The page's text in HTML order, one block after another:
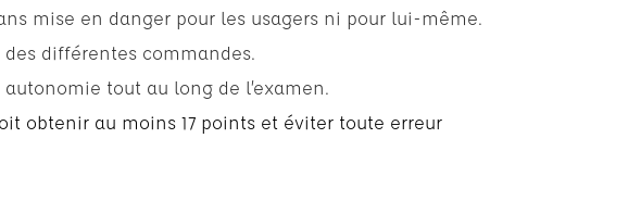
mise en danger pour les usagers ni pour lui-même.
différentes commandes.
tout au long de l’examen.
obtenir au moins 17 points et éviter toute erreur